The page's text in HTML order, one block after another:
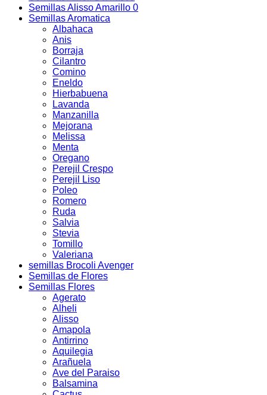
Semillas Alisso Amarillo 0
Semillas Aromatica
Albahaca
Anis
Borraja
Cilantro
Comino
Eneldo
Hierbabuena
Lavanda
Manzanilla
Mejorana
Melissa
Menta
Oregano
Perejil Crespo
Perejil Liso
Poleo
Romero
Ruda
Salvia
Stevia
Tomillo
Valeriana
semillas Brocoli Avenger
Semillas de Flores
Semillas Flores
Agerato
Alheli
Alisso
Amapola
Antirrino
Aquilegia
Arañuela
Ave del Paraiso
Balsamina